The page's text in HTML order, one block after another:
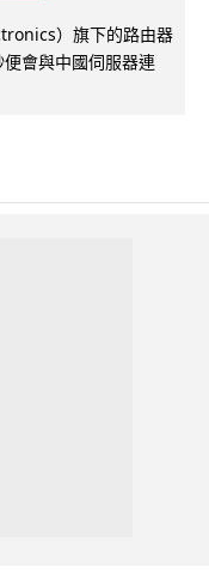
）旗下的路由器
會與中國伺服器連